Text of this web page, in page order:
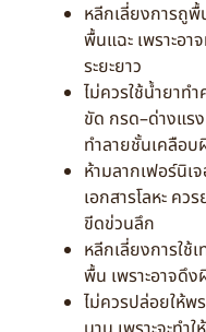
หลีกเลี่ยงการถู
พื้นแฉะ เพราะอา
ระยะยาว
ไม่ควรใช้น้ำยาท
ขัด กรด–ด่างแร
ทำลายชั้นเคลือ
ห้ามลากเฟอร์นิเ
เอกสารโลหะ ค
ขีดข่วนลึก
หลีกเลี่ยงการใช้
พื้น เพราะอาจดึ
ไม่ควรปล่อยให้พ